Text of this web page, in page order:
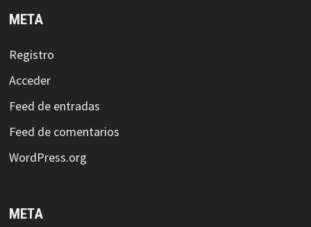
META
Registro
Acceder
Feed de entradas
Feed de comentarios
WordPress.org
META